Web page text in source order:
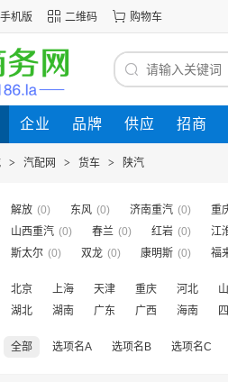
手机版 二维码 购物车
企业 品牌 供应 招商
> 汽配网 > 货车 > 陕汽
解放 (0) 东风 (0) 济南重汽 (0) 重
山西重汽 (0) 春兰 (0) 红岩 (0) 江
斯太尔 (0) 双龙 (0) 康明斯 (0) 福
北京 上海 天津 重庆 河北
湖北
湖南 广东 广西 海南
全部 选项名A 选项名B 选项名C